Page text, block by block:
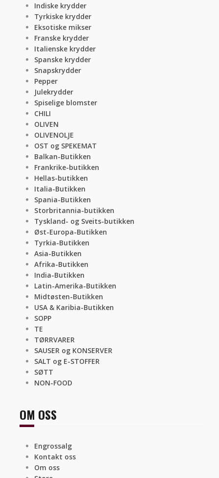
Indiske krydder
Tyrkiske krydder
Eksotiske mikser
Franske krydder
Italienske krydder
Spanske krydder
Snapskrydder
Pepper
Julekrydder
Spiselige blomster
CHILI
OLIVEN
OLIVENOLJE
OST og SPEKEMAT
Balkan-Butikken
Frankrike-butikken
Hellas-butikken
Italia-Butikken
Spania-Butikken
Storbritannia-butikken
Tyskland- og Sveits-butikken
Øst-Europa-Butikken
Tyrkia-Butikken
Asia-Butikken
Afrika-Butikken
India-Butikken
Latin-Amerika-Butikken
Midtøsten-Butikken
USA & Karibia-Butikken
SOPP
TE
TØRRVARER
SAUSER og KONSERVER
SALT og E-STOFFER
SØTT
NON-FOOD
OM OSS
Engrossalg
Kontakt oss
Om oss